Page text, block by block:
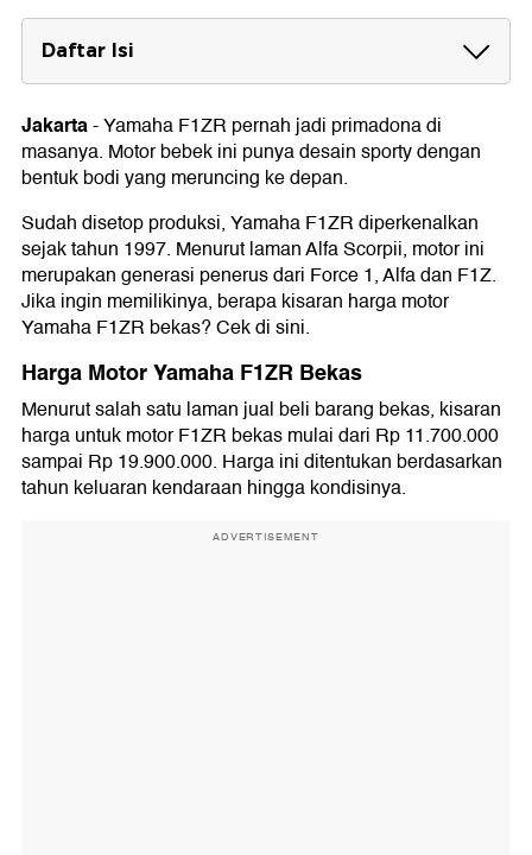
Daftar Isi
Harga Motor Yamaha F1ZR Bekas
Motor Yamaha F1ZR Tahun 1997
Motor Yamaha F1ZR Tahun 1998
Motor Yamaha F1ZR Tahun 2002
Motor Yamaha F1ZR Tahun 2003
Spesifikasi Motor Yamaha F1ZR
Jakarta-Yamaha F1ZR pernah jadi primadona di
masanya. Motor bebek ini punya desain sporty dengan
bentuk bodi yang meruncing ke depan.
Sudah disetop produksi, Yamaha F1ZR diperkenalkan
sejak tahun 1997. Menurut laman Alfa Scorpii, motor ini
merupakan generasi penerus dari Force 1, Alfa dan F1Z.
Jika ingin memilikinya, berapa kisaran harga motor
Yamaha F1ZR bekas? Cek di sini.
Harga Motor Yamaha F1ZR Bekas
Menurut salah satu laman jual beli barang bekas, kisaran
harga untuk motor F1ZR bekas mulai dari Rp 11.700.000
sampai Rp 19.900.000. Harga ini ditentukan berdasarkan
tahun keluaran kendaraan hingga kondisinya.
ADVERTISEMENT